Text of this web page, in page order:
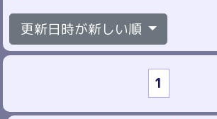
更新日時が新しい順
1